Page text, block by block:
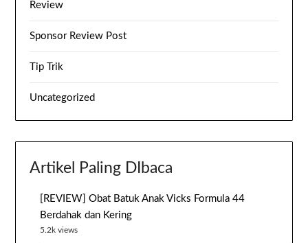
Review
Sponsor Review Post
Tip Trik
Uncategorized
Artikel Paling DIbaca
[REVIEW] Obat Batuk Anak Vicks Formula 44
Berdahak dan Kering
5.2k views